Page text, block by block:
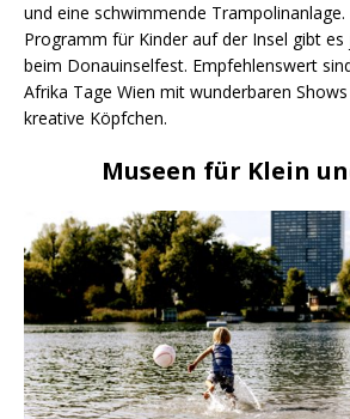
und eine schwimmende
Programm für Kinder auf der Insel gibt es
beim Donauinselfest. Empfehlenswert
Afrika Tage Wien mit wunderbaren
kreative Köpfchen.
Museen für Klein